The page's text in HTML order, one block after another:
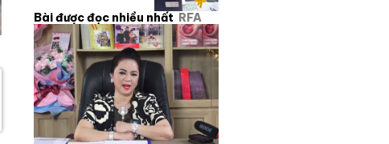
Bài được đọc nhiều nhất RFA